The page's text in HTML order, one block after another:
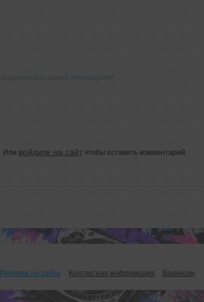
Или войдите на сайтчтобы оставить комментарий
Реклама на сайте Контактная информация Вакансии